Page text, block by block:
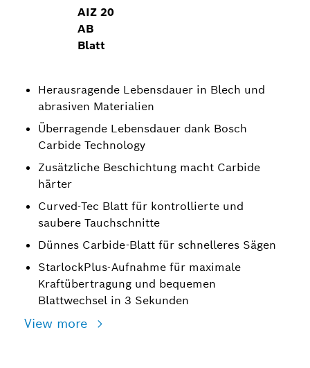
AIZ 20
AB
Blatt
Herausragende Lebensdauer in Blech und
abrasiven Materialien
Überragende Lebensdauer dank Bosch
Carbide Technology
Zusätzliche Beschichtung macht Carbide
härter
Curved-Tec Blatt für kontrollierte und
saubere Tauchschnitte
Dünnes Carbide-Blatt für schnelleres Sägen
StarlockPlus-Aufnahme für maximale
Kraftübertragung und bequemen
Blattwechsel in 3 Sekunden
View more